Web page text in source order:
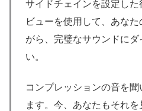
サイドチェインを設定した
ビューを使用して、あな
がら、完璧なサウンドに
い。
コンプレッションの音を
ます。今、あなたもそれを